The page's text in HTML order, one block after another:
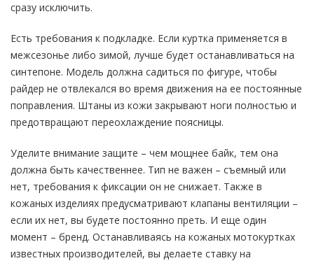
сразу исключить.
Есть требования к подкладке. Если куртка применяется в
межсезонье либо зимой, лучше будет останавливаться на
синтепоне. Модель должна садиться по фигуре, чтобы
райдер не отвлекался во время движения на ее постоянные
поправления. Штаны из кожи закрывают ноги полностью и
предотвращают переохлаждение поясницы.
Уделите внимание защите – чем мощнее байк, тем она
должна быть качественнее. Тип не важен – съемный или
нет, требования к фиксации он не снижает. Также в
кожаных изделиях предусматривают клапаны вентиляции –
если их нет, вы будете постоянно преть. И еще один
момент – бренд. Останавливаясь на кожаных мотокуртках
известных производителей, вы делаете ставку на